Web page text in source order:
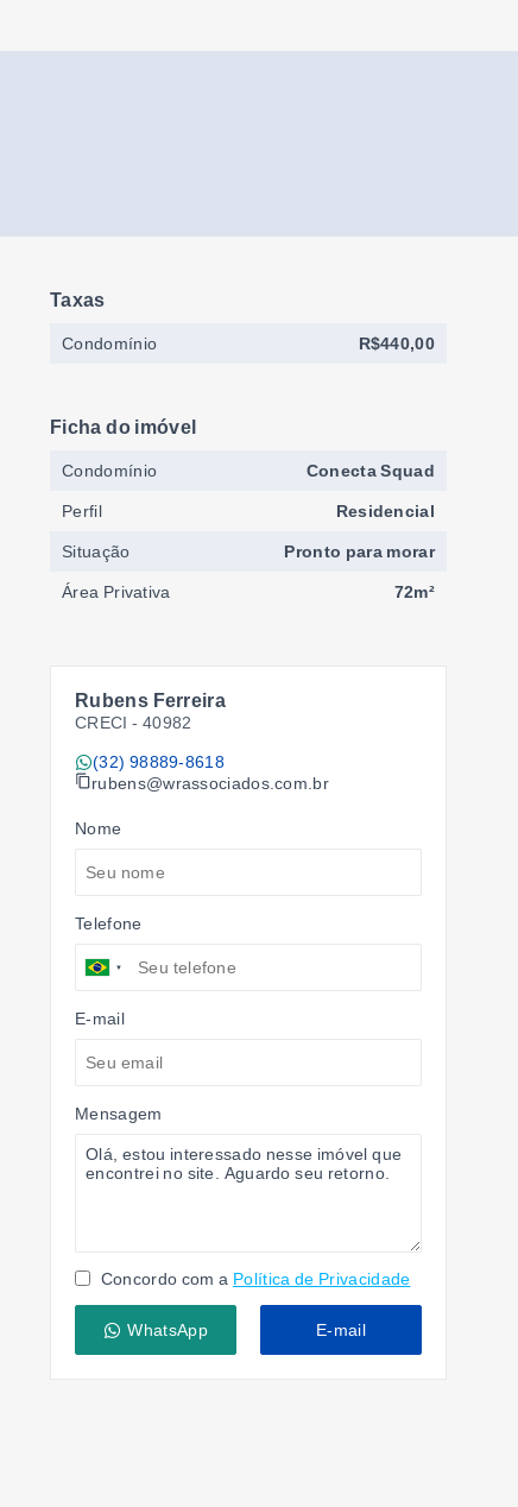
Taxas
Condomínio R$440,00
Ficha do imóvel
Condomínio Conecta Squad
Perfil Residencial
Situação Pronto para morar
Área Privativa 72m²
Rubens Ferreira
CRECI -40982
(32) 98889-8618
rubens@wrassociados.com.br
Nome
Telefone
E-mail
Mensagem
Concordo com a Política de Privacidade
WhatsApp E-mail